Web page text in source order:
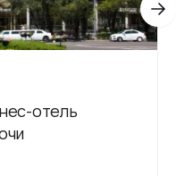
отель